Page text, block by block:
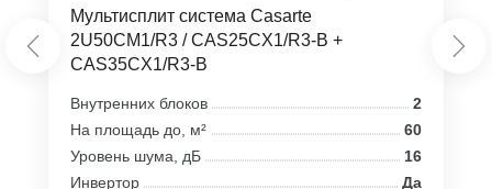
Мультисплит система Casarte
2U50CM1/R3 / CAS25CX1/R3-B +
CAS35CX1/R3-B
Внутренних блоков
2
На площадь до, м²
60
Уровень шума, дБ
16
Инвертор
Да